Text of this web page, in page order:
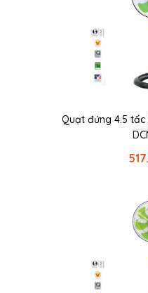
Quạt đứng 4.5